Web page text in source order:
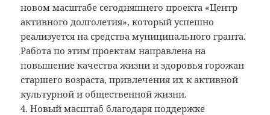
новом масштабе сегодняшнего проекта «Центр
активного долголетия», который успешно
реализуется на средства муниципального гранта.
Работа по этим проектам направлена на
повышение качества жизни и здоровья горожан
старшего возраста, привлечения их к активной
культурной и общественной жизни.
4. Новый масштаб благодаря поддержке